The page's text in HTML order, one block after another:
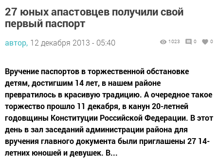
27 юных апастовцев получили свой
первый паспорт
автор, 12 декабря 2013 - 05:40 1023 0 0
Вручение паспортов в торжественной обстановке
детям, достигшим 14 лет, в нашем районе
превратилось в красивую традицию. А очередное такое
торжество прошло 11 декабря, в канун 20-летней
годовщины Конституции Российской Федерации. В этот
день в зал заседаний администрации района для
вручения главного документа были приглашены 27 14-
летних юношей и девушек. В...